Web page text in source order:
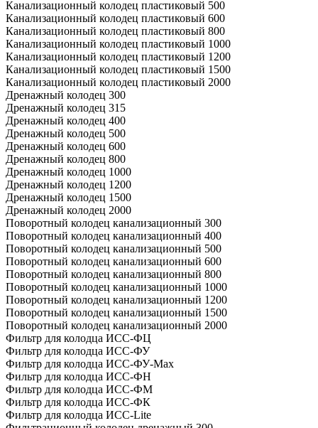
Канализационный колодец пластиковый 500
Канализационный колодец пластиковый 600
Канализационный колодец пластиковый 800
Канализационный колодец пластиковый 1000
Канализационный колодец пластиковый 1200
Канализационный колодец пластиковый 1500
Канализационный колодец пластиковый 2000
Дренажный колодец 300
Дренажный колодец 315
Дренажный колодец 400
Дренажный колодец 500
Дренажный колодец 600
Дренажный колодец 800
Дренажный колодец 1000
Дренажный колодец 1200
Дренажный колодец 1500
Дренажный колодец 2000
Поворотный колодец канализационный 300
Поворотный колодец канализационный 400
Поворотный колодец канализационный 500
Поворотный колодец канализационный 600
Поворотный колодец канализационный 800
Поворотный колодец канализационный 1000
Поворотный колодец канализационный 1200
Поворотный колодец канализационный 1500
Поворотный колодец канализационный 2000
Фильтр для колодца ИСС-ФЦ
Фильтр для колодца ИСС-ФУ
Фильтр для колодца ИСС-ФУ-Мах
Фильтр для колодца ИСС-ФН
Фильтр для колодца ИСС-ФМ
Фильтр для колодца ИСС-ФК
Фильтр для колодца ИСС-Lite